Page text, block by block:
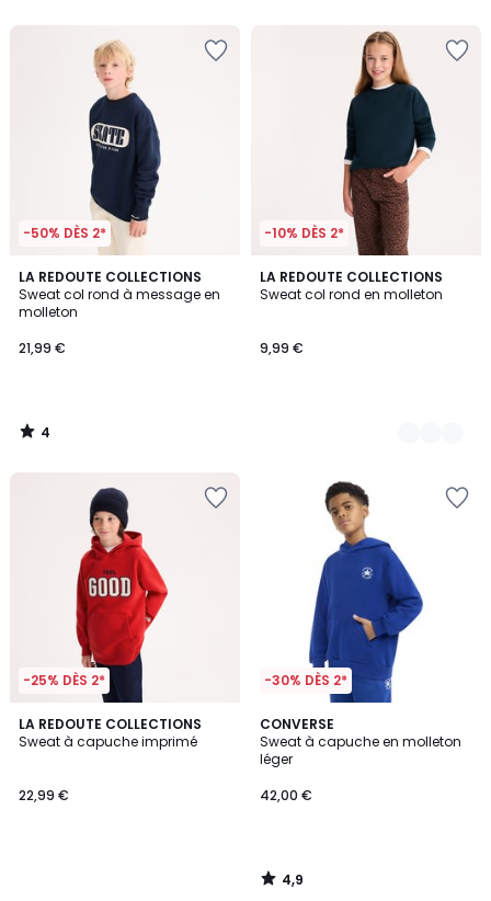
-50% DÈS 2*
LA REDOUTE COLLECTIONS
Sweat col rond à message en
molleton
21,99 €
4
/
5
4
/
-10% DÈS 2*
LA REDOUTE COLLECTIONS
Sweat col rond en molleton
9,99 €
5
Couleurs
-25% DÈS 2*
LA REDOUTE COLLECTIONS
Sweat à capuche imprimé
22,99 €
-30% DÈS 2*
CONVERSE
Sweat à capuche en molleton
léger
42,00 €
4,9
/ 5
4,9
/